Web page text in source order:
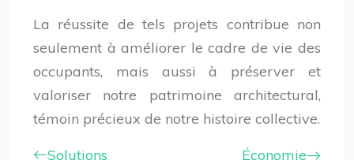
La réussite de tels projets contribue non
seulement à améliorer le cadre de vie des
occupants, mais aussi à préserver et
valoriser notre patrimoine architectural,
témoin précieux de notre histoire collective.
Solutions
Économie